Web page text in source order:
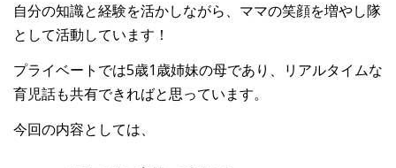
自分の知識と経験を活かしながら、ママの笑顔を増やし隊
として活動しています！
プライベートでは5歳1歳姉妹の母であり、リアルタイムな
育児話も共有できればと思っています。
今回の内容としては、